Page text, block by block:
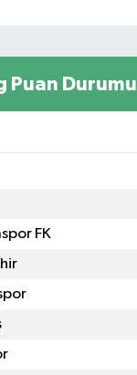
Puan Durumu
FK